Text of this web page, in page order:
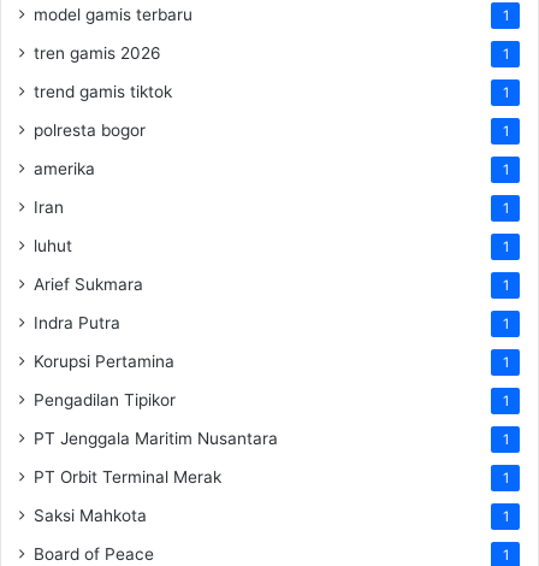
model gamis terbaru 1
tren gamis 2026 1
trend gamis tiktok 1
polresta bogor 1
amerika 1
Iran 1
luhut 1
Arief Sukmara 1
Indra Putra 1
Korupsi Pertamina 1
Pengadilan Tipikor 1
PT Jenggala Maritim Nusantara 1
PT Orbit Terminal Merak 1
Saksi Mahkota 1
Board of Peace 1